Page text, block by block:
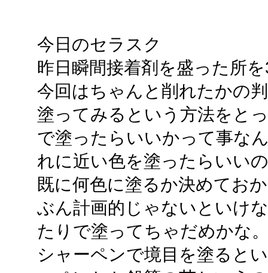
今日のセラスク
昨日瞬間接着剤を盛った所
今回はちゃんと削れたかの
塗ってみるという方法をと
で塗ったらいいかって事な
れに近い色を塗ったらいい
既に何色に塗るか決めてお
ぶん計画的じゃないといけ
たりで塗ってちゃだめかな
シャーペンで境目を塗ると